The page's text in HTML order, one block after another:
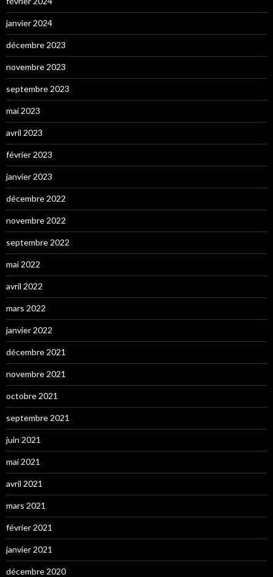
janvier 2024
décembre 2023
novembre 2023
septembre 2023
mai 2023
avril 2023
février 2023
janvier 2023
décembre 2022
novembre 2022
septembre 2022
mai 2022
avril 2022
mars 2022
janvier 2022
décembre 2021
novembre 2021
octobre 2021
septembre 2021
juin 2021
mai 2021
avril 2021
mars 2021
février 2021
janvier 2021
décembre 2020